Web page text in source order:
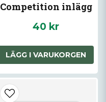
Competition inlägg
Svart
40 kr
LÄGG I VARUKORGEN